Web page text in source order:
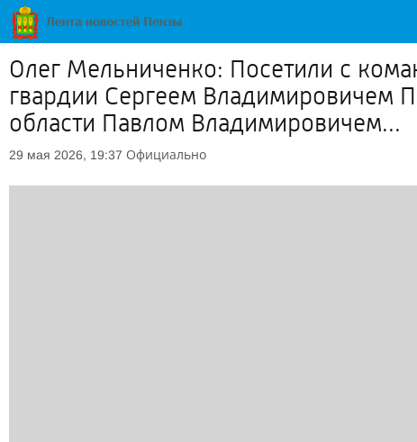
Олег Мельниченко: Посетили с
гвардии Сергеем Владимировичем
области Павлом Владимировичем...
29 мая 2026, 19:37 Официально